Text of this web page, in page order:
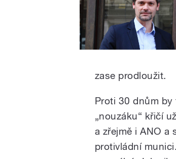
zase prodloužit.
Proti 30 dnům by
„nouzáku“ křičí
a zřejmě i ANO a
protivládní